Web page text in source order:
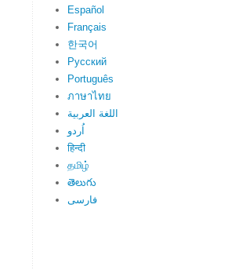
Español
Français
한국어
Русский
Português
ภาษาไทย
اللغة العربية
اُردو
हिन्दी
தமிழ்
తెలుగు
فارسی